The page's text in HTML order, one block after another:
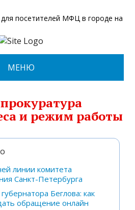
посетителей МФЦ в городе на
МЕНЮ
и режим работы
линии комитета
Санкт-Петербурга
Беглова: как
обращение онлайн